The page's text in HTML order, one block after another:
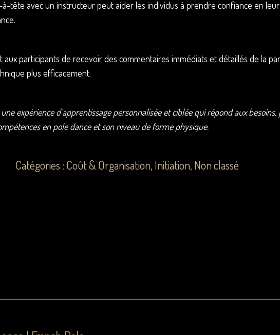
tête avec un instructeur peut aider les individus à prendre confiance en
participants de recevoir des commentaires immédiats et détaillés de la
plus efficacement.
expérience d’apprentissage personnalisée et ciblée qui répond aux
en pole dance et son niveau de forme physique.
Catégories : Coût & Organisation, Initiation, Non classé